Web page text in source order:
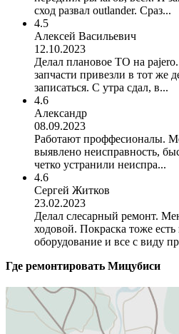
сход развал outlander. Сраз...
4.5
Алексей Васильевич
12.10.2023
Делал плановое ТО на
запчасти привезли в тот же
записаться. С утра сдал, в...
4.6
Александр
08.09.2023
Работают проффесионалы.
выявлено неисправность,
четко устранили неиспра...
4.6
Сергей Житков
23.02.2023
Делал слесарный ремонт.
ходовой. Покраска тоже
оборудование и все с виду
Где ремонтировать Мицубиси